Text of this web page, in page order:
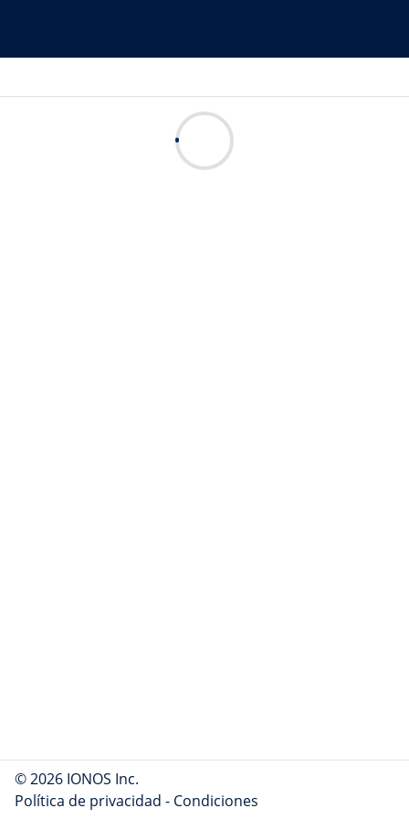
© 2026 IONOS Inc.
Política de privacidad - Condiciones